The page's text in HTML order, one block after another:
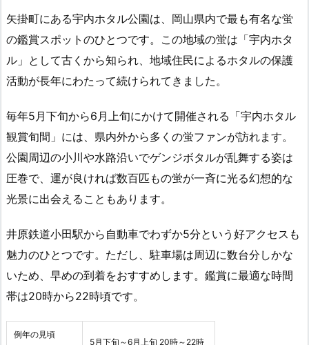
矢掛町にある宇内ホタル公園は、岡山県内で最も有名な蛍
の鑑賞スポットのひとつです。この地域の蛍は「宇内ホタ
ル」として古くから知られ、地域住民によるホタルの保護
活動が長年にわたって続けられてきました。
毎年5月下旬から6月上旬にかけて開催される「宇内ホタル
観賞旬間」には、県内外から多くの蛍ファンが訪れます。
公園周辺の小川や水路沿いでゲンジボタルが乱舞する姿は
圧巻で、運が良ければ数百匹もの蛍が一斉に光る幻想的な
光景に出会えることもあります。
井原鉄道小田駅から自動車でわずか5分という好アクセスも
魅力のひとつです。ただし、駐車場は周辺に数台分しかな
いため、早めの到着をおすすめします。鑑賞に最適な時間
帯は20時から22時頃です。
例年の見頃
5月下旬～6月上旬 20時～22時